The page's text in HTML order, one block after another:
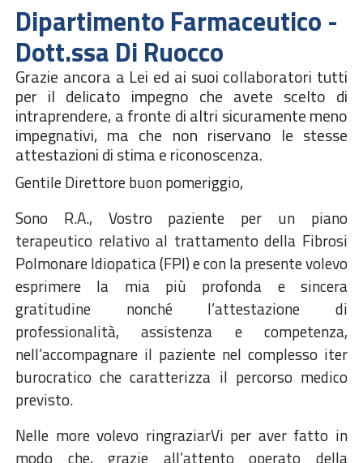
Dipartimento Farmaceutico -
Dott.ssa Di Ruocco
Grazie ancora a Lei ed ai suoi collaboratori tutti
per il delicato impegno che avete scelto di
intraprendere, a fronte di altri sicuramente meno
impegnativi, ma che non riservano le stesse
attestazioni di stima e riconoscenza.
Gentile Direttore buon pomeriggio,
Sono R.A., Vostro paziente per un piano
terapeutico relativo al trattamento della Fibrosi
Polmonare Idiopatica (FPI) e con la presente volevo
esprimere la mia più profonda e sincera
gratitudine nonché l’attestazione di
professionalità, assistenza e competenza,
nell’accompagnare il paziente nel complesso iter
burocratico che caratterizza il percorso medico
previsto.
Nelle more volevo ringraziarVi per aver fatto in
modo che, grazie all’attento operato della